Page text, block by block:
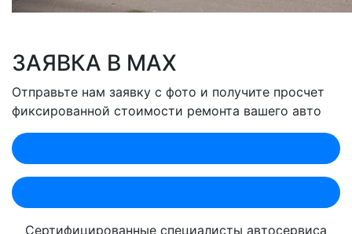
ЗАЯВКА В MAX
Отправьте нам заявку с фото и получите просчет
фиксированной стоимости ремонта вашего авто
Сертифицированные специалисты автосервиса